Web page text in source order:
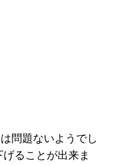
問題ないようでし
ることが出来ま